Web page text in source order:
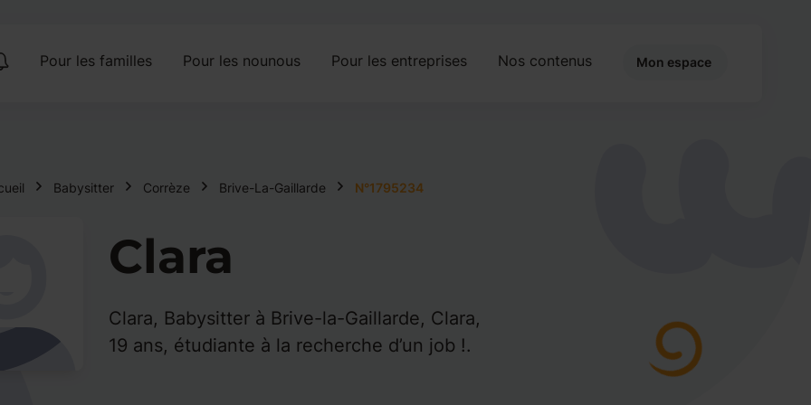
Pour les familles Pour les nounous Pour les entreprises Nos contenus Mon espace
Babysitter Corrèze Brive-La-Gaillarde N°1795234
Clara
Clara, Babysitter à Brive-la-Gaillarde, Clara,
19 ans, étudiante à la recherche d’un job !.